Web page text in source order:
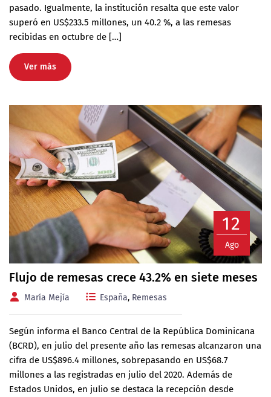
pasado. Igualmente, la institución resalta que este valor
superó en US$233.5 millones, un 40.2 %, a las remesas
recibidas en octubre de […]
Ver más
12
Ago
Flujo de remesas crece 43.2% en siete meses
María Mejía España, Remesas
Según informa el Banco Central de la República Dominicana
(BCRD), en julio del presente año las remesas alcanzaron una
cifra de US$896.4 millones, sobrepasando en US$68.7
millones a las registradas en julio del 2020. Además de
Estados Unidos, en julio se destaca la recepción desde